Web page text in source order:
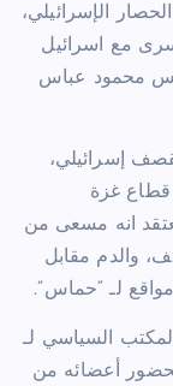
الإسرائيلي،
مع اسرائيل
محمود عباس
إسرائيلي،
8 قذائف من قطاع غزة
انه مسعى من
والدم مقابل
لـ “حماس”.
السياسي لـ
أعضائه من